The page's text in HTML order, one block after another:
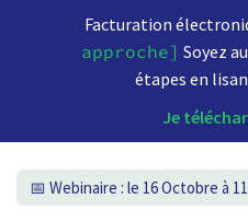
Facturation
approche] Soyez
étapes en
Je
📅 Webinaire : le 16 Octobre à